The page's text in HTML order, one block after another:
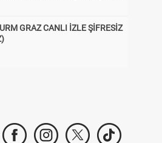
GRAZ CANLI İZLE ŞİFRESİZ